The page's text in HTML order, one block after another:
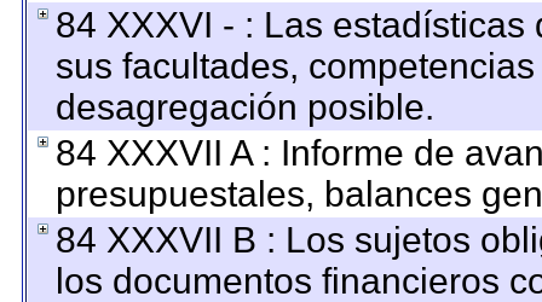
84 XXXVI - : Las
sus facultades,
desagregación posible.
84 XXXVII A : Informe de
presupuestales, balances
84 XXXVII B : Los sujetos
los documentos financieros